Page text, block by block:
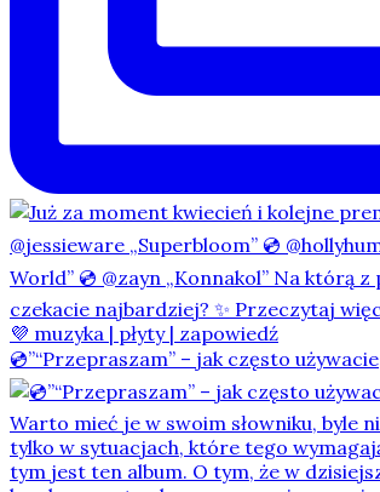
💿”“Przepraszam” – jak często używacie